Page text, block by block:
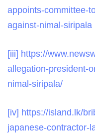
appoints-committee-
against-nimal-siripala
[iii] https://
allegation-president-
nimal-siripala/
[iv] https://island.lk/
japanese-contractor-